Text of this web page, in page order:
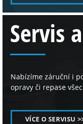
Servis
Nabízíme záruční i
opravy či repase
VÍCE O SERVISU